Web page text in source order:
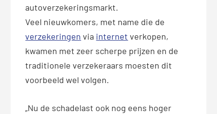
autoverzekeringsmarkt.
Veel nieuwkomers, met name die de
verzekeringen via internet verkopen,
kwamen met zeer scherpe prijzen en de
traditionele verzekeraars moesten dit
voorbeeld wel volgen.
„Nu de schadelast ook nog eens hoger